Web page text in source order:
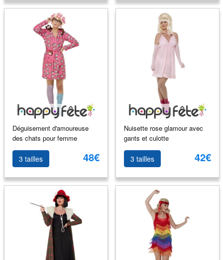
Déguisement d'amoureuse
des chats pour femme
3 tailles 48€
Nuisette rose glamour avec
gants et culotte
3 tailles 42€